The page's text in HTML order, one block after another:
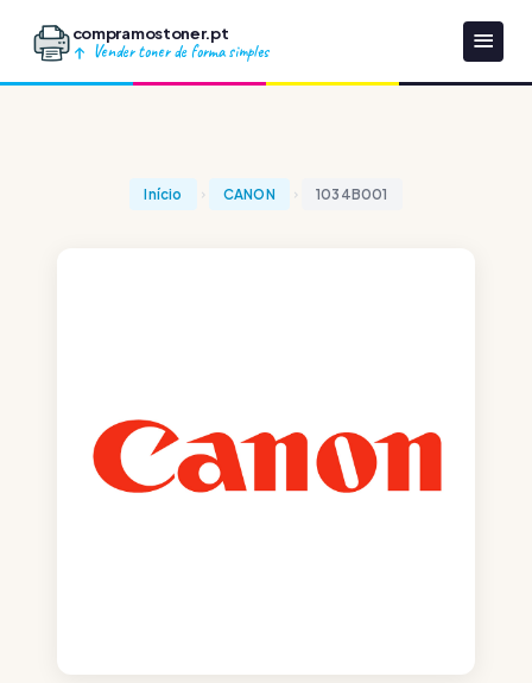
compramostoner.pt
Vender toner de forma simples
Início CANON 1034B001